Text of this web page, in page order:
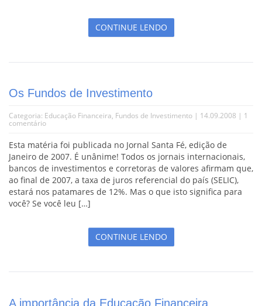
CONTINUE LENDO
Os Fundos de Investimento
Categoria: Educação Financeira, Fundos de Investimento | 14.09.2008 | 1
comentário
Esta matéria foi publicada no Jornal Santa Fé, edição de
Janeiro de 2007. É unânime! Todos os jornais internacionais,
bancos de investimentos e corretoras de valores afirmam que,
ao final de 2007, a taxa de juros referencial do país (SELIC),
estará nos patamares de 12%. Mas o que isto significa para
você? Se você leu […]
CONTINUE LENDO
A importância da Educação Financeira